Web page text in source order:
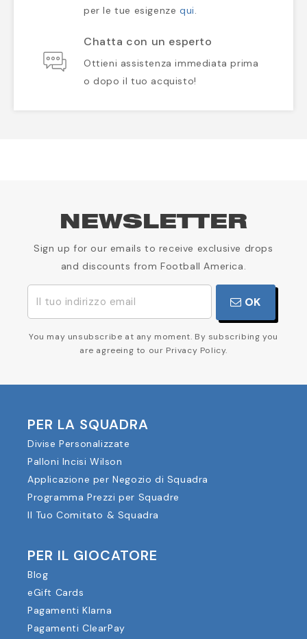
per le tue esigenze qui.
Chatta con un esperto
Ottieni assistenza immediata prima
o dopo il tuo acquisto!
NEWSLETTER
Sign up for our emails to receive exclusive drops
and discounts from Football America.
OK
You may unsubscribe at any moment. By subscribing you
are agreeing to our Privacy Policy.
PER LA SQUADRA
Divise Personalizzate
Palloni Incisi Wilson
Applicazione per Negozio di Squadra
Programma Prezzi per Squadre
Il Tuo Comitato & Squadra
PER IL GIOCATORE
Blog
eGift Cards
Pagamenti Klarna
Pagamenti ClearPay